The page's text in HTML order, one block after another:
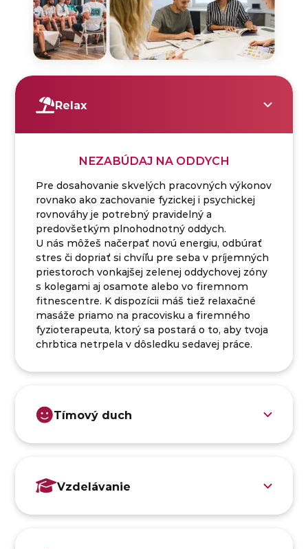
Relax
NEZABÚDAJ NA ODDYCH
Pre dosahovanie skvelých pracovných výkonov
rovnako ako zachovanie fyzickej i psychickej
rovnováhy je potrebný pravidelný a
predovšetkým plnohodnotný oddych.
U nás môžeš načerpať novú energiu, odbúrať
stres či dopriať si chvíľu pre seba v príjemných
priestoroch vonkajšej zelenej oddychovej zóny
s kolegami aj osamote alebo vo firemnom
fitnescentre. K dispozícii máš tiež relaxačné
masáže priamo na pracovisku a firemného
fyzioterapeuta, ktorý sa postará o to, aby tvoja
chrbtica netrpela v dôsledku sedavej práce.
Tímový duch
Vzdelávanie